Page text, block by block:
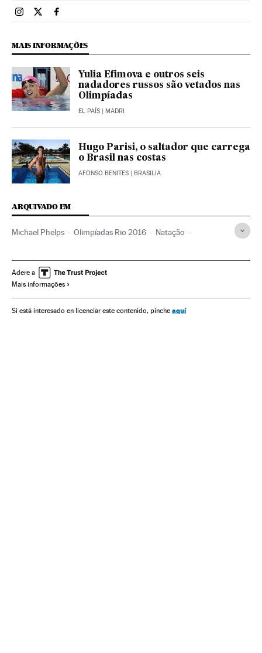
Esportes El País Brasil en Instagram
Esportes El País Brasil en Twitter
Esportes El País Brasil en Facebook
MAIS INFORMAÇÕES
Yulia Efimova e outros seis
nadadores russos são vetados nas
Olimpíadas
EL PAÍS | MADRI
Hugo Parisi, o saltador que carrega
o Brasil nas costas
AFONSO BENITES | BRASILIA
ARQUIVADO EM
Michael Phelps Olimpíadas Rio 2016 Natação
Esportes aquáticos
Adere a
Mais informações
Si está interesado en licenciar este contenido, pinche aquí